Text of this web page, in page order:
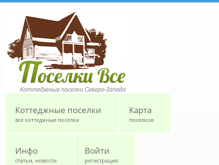
Коттеджные поселки
все коттеджные поселки
Карта
поселков
Инфо
статьи, новости
Войти
регистрация